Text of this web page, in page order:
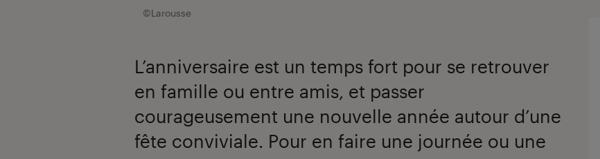
©Larousse
L’anniversaire est un temps fort pour se retrouver
en famille ou entre amis, et passer
courageusement une nouvelle année autour d’une
fête conviviale. Pour en faire une journée ou une